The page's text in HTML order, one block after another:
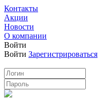
Контакты
Акции
Новости
О компании
Войти
Войти Зарегистрироваться